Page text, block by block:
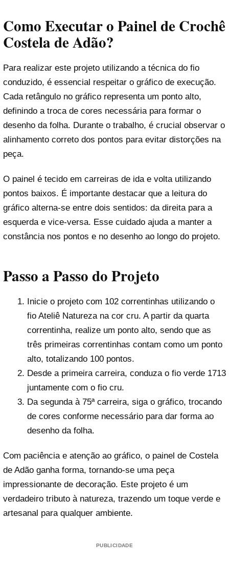
Como Executar o Painel de Crochê
Costela de Adão?
Para realizar este projeto utilizando a técnica do fio
conduzido, é essencial respeitar o gráfico de execução.
Cada retângulo no gráfico representa um ponto alto,
definindo a troca de cores necessária para formar o
desenho da folha. Durante o trabalho, é crucial observar o
alinhamento correto dos pontos para evitar distorções na
peça.
O painel é tecido em carreiras de ida e volta utilizando
pontos baixos. É importante destacar que a leitura do
gráfico alterna-se entre dois sentidos: da direita para a
esquerda e vice-versa. Esse cuidado ajuda a manter a
constância nos pontos e no desenho ao longo do projeto.
Passo a Passo do Projeto
Inicie o projeto com 102 correntinhas utilizando o
fio Ateliê Natureza na cor cru. A partir da quarta
correntinha, realize um ponto alto, sendo que as
três primeiras correntinhas contam como um ponto
alto, totalizando 100 pontos.
Desde a primeira carreira, conduza o fio verde 1713
juntamente com o fio cru.
Da segunda à 75ª carreira, siga o gráfico, trocando
de cores conforme necessário para dar forma ao
desenho da folha.
Com paciência e atenção ao gráfico, o painel de Costela
de Adão ganha forma, tornando-se uma peça
impressionante de decoração. Este projeto é um
verdadeiro tributo à natureza, trazendo um toque verde e
artesanal para qualquer ambiente.
PUBLICIDADE